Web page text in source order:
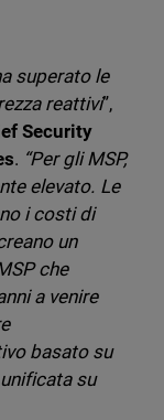
superato le
reattivi”,
Security
. “Per gli MSP,
elevato. Le
i costi di
un
che
a venire
basato su
su